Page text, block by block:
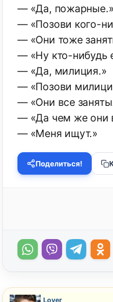
— «Да, пожарные.»
— «Позови кого-
— «Они тоже
— «Ну кто-нибудь
— «Да, милиция.»
— «Позови
— «Они все
— «Да чем же они
— «Меня ищут.»
Поделиться!
Lover